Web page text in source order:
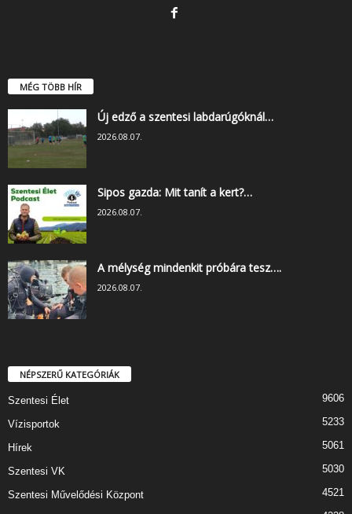
MÉG TÖBB HÍR
Új edző a szentesi labdarúgóknál…
2026.08.07.
Sipos gazda: Mit tanít a kert?…
2026.08.07.
A mélység mindenkit próbára tesz….
2026.08.07.
NÉPSZERŰ KATEGÓRIÁK
Szentesi Élet 9606
Vízisportok 5233
Hírek 5061
Szentesi VK 5030
Szentesi Művelődési Központ 4521